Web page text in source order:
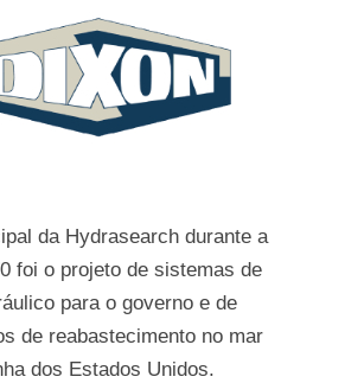
da Hydrasearch durante a
foi o projeto de sistemas de
para o governo e de
de reabastecimento no mar
dos Estados Unidos.